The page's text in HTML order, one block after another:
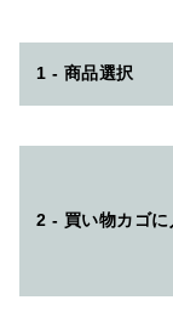
1 - 商品選択
2 - 買い物カゴに